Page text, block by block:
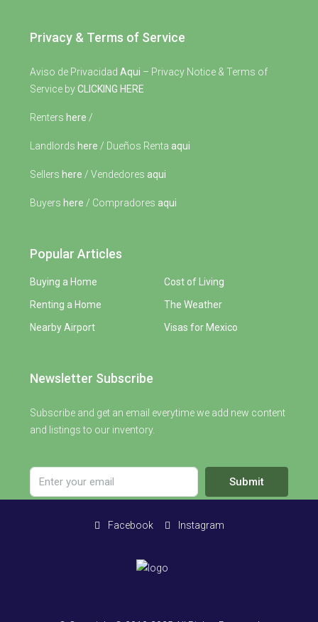
Privacy & Terms of Service
Aviso de Privacidad Aqui – Privacy Notice & Terms of
Service byCLICKING HERE
Renters here /
Landlords here / Dueños Renta aqui
Sellers here / Vendedores aqui
Buyers here / Compradores aqui
Popular Articles
Buying a Home
Renting a Home
Nearby Airport
Cost of Living
The Weather
Visas for Mexico
Newsletter Subscribe
Subscribe and get an email everytime we add new content
and listings to our inventory.
Submit
Facebook Instagram